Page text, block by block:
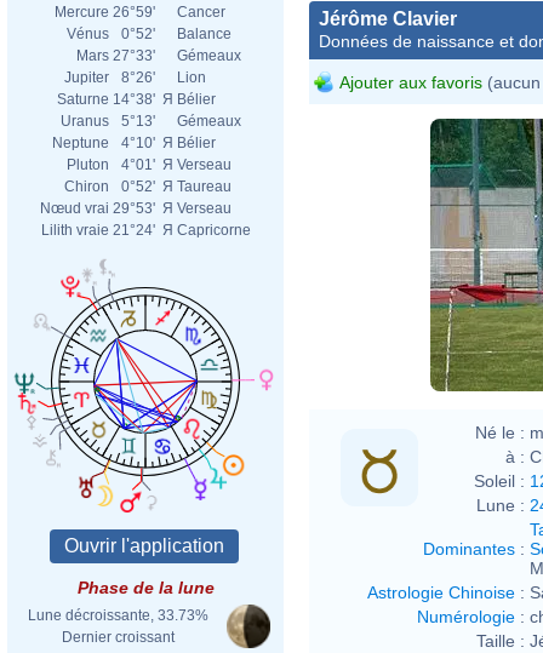
Mercure 26°59'
Cancer
Vénus
0°52'
Balance
Mars 27°33'
Gémeaux
Jupiter
8°26'
Lion
Saturne 14°38' Я Bélier
Uranus
5°13'
Gémeaux
Neptune
4°10' Я Bélier
Pluton
4°01' Я Verseau
Chiron
0°52' Я Taureau
Nœud vrai 29°53' Я Verseau
Lilith vraie 21°24' Я Capricorne
Phase de la lune
Lune décroissante, 33.73%
Dernier croissant
Jérôme Clavier
Données de naissance et
Ajouter aux favoris
Né le :
à :
Soleil :
Lune :
Dominantes :
Astrologie Chinoise :
Numérologie :
Taille :